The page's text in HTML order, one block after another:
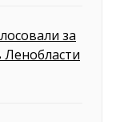
за
Ленобласти